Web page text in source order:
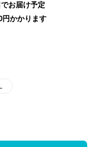
お届け予定
円かかります